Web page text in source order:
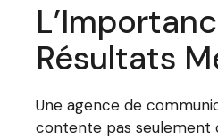
Résultats
Une agence de
contente pas seulement